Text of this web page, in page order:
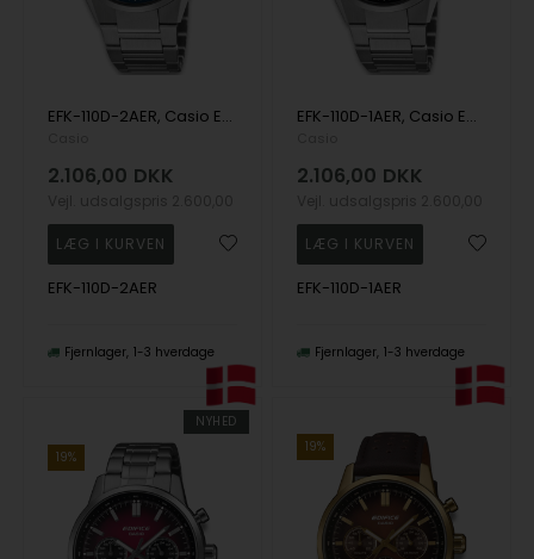
EFK-110D-2AER, Casio Edifice EFK-110D-2AER Automatik Herre m/lænke
2.106,00 DKK
EFK-110D-2AER
Fjernlager 1-3 hverdage
EFK-110D-1AER, Casio Edifice EFK-110D-1AER Automatik Herre m/lænke
2.106,00 DKK
EFK-110D-1AER
Fjernlager 1-3 hverdage
NYHED
19%
19%